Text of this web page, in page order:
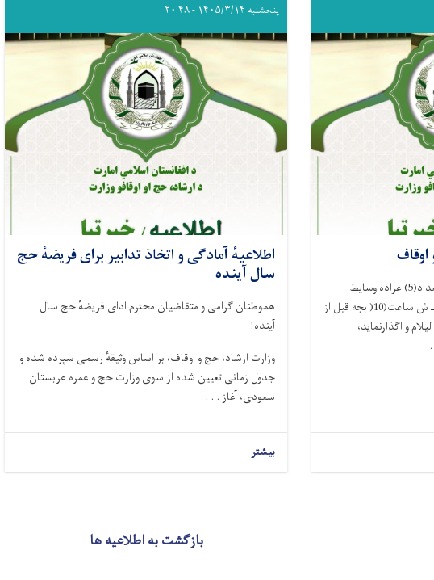
قراراست وزارت ارشاد، حج واوقاف تعداد(5) عراده وسایط
داغمه خویشرا به تاریخ 1۱/۵/140۵هـ ش ساعت(10( بجه قبل از
و اگذارنماید،
پنجشنبه ۱۴۰۵/۳/۱۴ - ۲۰:۴۸
اطلاعیهٔ آمادگی و اتخاذ تدابیر برای فریضهٔ حج
سال آینده
هموطنان گرامی و متقاضیان محترم ادای فریضهٔ حج سال
آینده!
وزارت ارشاد، حج و اوقاف، بر اساس وثیقهٔ رسمی سپرده ‌شده و
جدول زمانی تعیین‌ شده از سوی وزارت حج و عمره عربستان
سعودی، آغاز . . .
بیشتر
بازگشت به اطلاعیه ها